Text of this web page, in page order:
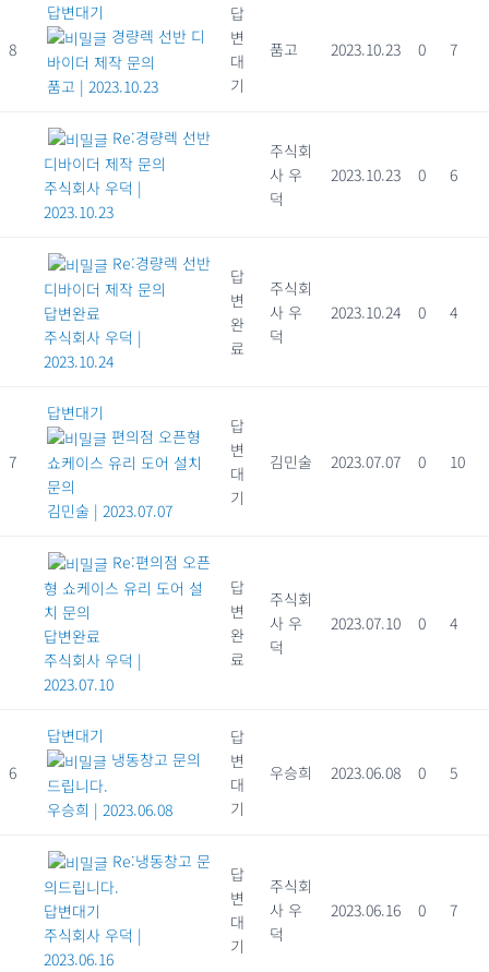
8
답변대기
경량렉 선반 디
바이더 제작 문의
품고 | 2023.10.23
답
변
대
기
품고 2023.10.23 0 7
Re:경량렉 선반
디바이더 제작 문의
주식회사 우덕 |
2023.10.23
주식회
사 우
덕
2023.10.23 0 6
Re:경량렉 선반
디바이더 제작 문의
답변완료
주식회사 우덕 |
2023.10.24
답
변
완
료
주식회
사 우
덕
2023.10.24 0 4
7
답변대기
편의점 오픈형
쇼케이스 유리 도어 설치
문의
김민술 | 2023.07.07
답
변
대
기
김민술 2023.07.07 0 10
Re:편의점 오픈
형 쇼케이스 유리 도어 설
치 문의
답변완료
주식회사 우덕 |
2023.07.10
답
변
완
료
주식회
사 우
덕
2023.07.10 0 4
6
답변대기
냉동창고 문의
드립니다.
우승희 | 2023.06.08
답
변
대
기
우승희 2023.06.08 0 5
Re:냉동창고 문
의드립니다.
답변대기
주식회사 우덕 |
2023.06.16
답
변
대
기
주식회
사 우
덕
2023.06.16 0 7